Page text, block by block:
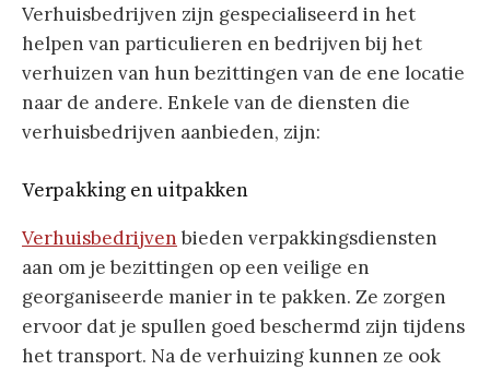
Verhuisbedrijven zijn gespecialiseerd in het
helpen van particulieren en bedrijven bij het
verhuizen van hun bezittingen van de ene locatie
naar de andere. Enkele van de diensten die
verhuisbedrijven aanbieden, zijn:
Verpakking en uitpakken
Verhuisbedrijven bieden verpakkingsdiensten
aan om je bezittingen op een veilige en
georganiseerde manier in te pakken. Ze zorgen
ervoor dat je spullen goed beschermd zijn tijdens
het transport. Na de verhuizing kunnen ze ook